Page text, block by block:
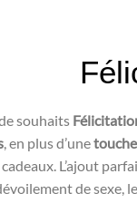
souhaits
, en plus d’une
L’ajout
de sexe,